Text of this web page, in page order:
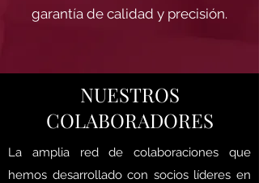
garantía de calidad y precisión.
NUESTROS
COLABORADORES
La amplia red de colaboraciones que
hemos desarrollado con socios líderes en